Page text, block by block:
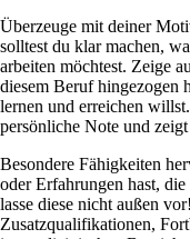
Überzeuge mit deiner
solltest du klar machen,
arbeiten möchtest. Zeige
diesem Beruf hingezogen
lernen und erreichen
persönliche Note und
Besondere Fähigkeiten
oder Erfahrungen hast,
lasse diese nicht außen
Zusatzqualifikationen,